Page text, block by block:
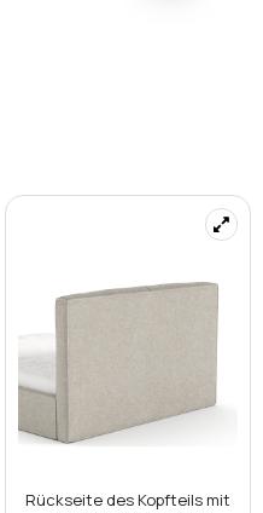
Rückseite des Kopfteils mit